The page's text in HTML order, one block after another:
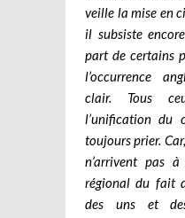
veille la mise en
il subsiste
part de certains
l’occurrence
clair. Tous
l’unification du
toujours prier.
n’arrivent pas à
régional du fait
des uns et